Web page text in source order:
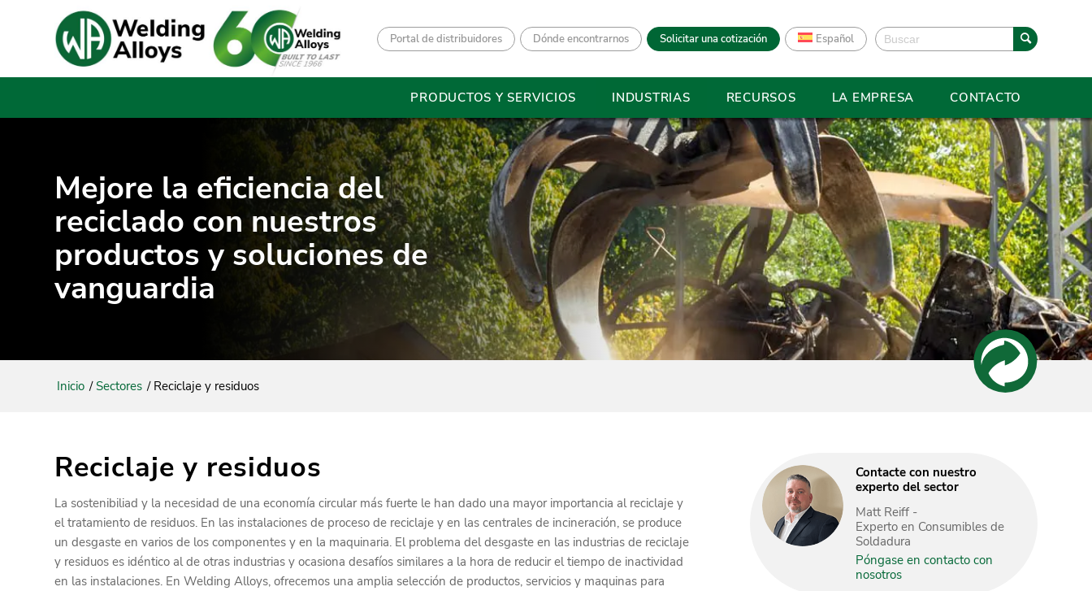
Portal de distribuidores Dónde encontrarnos Solicitar una cotización Español
PRODUCTOS Y SERVICIOS INDUSTRIAS RECURSOS LA EMPRESA CONTACTO
Mejore la eficiencia del
reciclado con nuestros
productos y soluciones de
vanguardia
Inicio / Sectores / Reciclaje y residuos
Reciclaje y residuos
La sostenibiliad y la necesidad de una economía circular más fuerte le han dado una mayor importancia al reciclaje y
el tratamiento de residuos. En las instalaciones de proceso de reciclaje y en las centrales de incineración, se produce
un desgaste en varios de los componentes y en la maquinaria. El problema del desgaste en las industrias de reciclaje
y residuos es idéntico al de otras industrias y ocasiona desafíos similares a la hora de reducir el tiempo de inactividad
en las instalaciones. En Welding Alloys, ofrecemos una amplia selección de productos, servicios y maquinas para
Contacte con nuestro
experto del sector
Matt Reiff -
Experto en Consumibles de
Soldadura
Póngase en contacto con
nosotros